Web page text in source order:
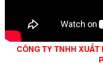
CÔNG TY TNHH